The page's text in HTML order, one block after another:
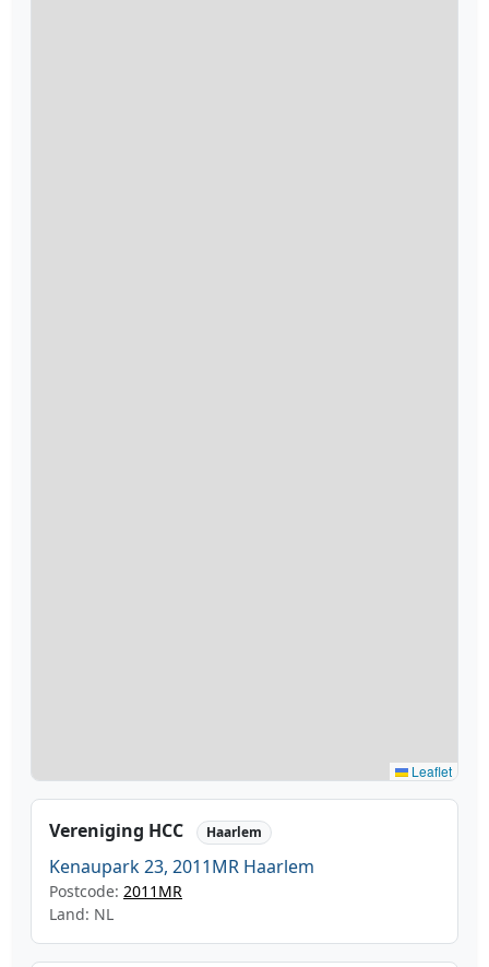
Leaflet
Vereniging HCC Haarlem
Kenaupark 23, 2011MR Haarlem
Postcode: 2011MR
Land: NL